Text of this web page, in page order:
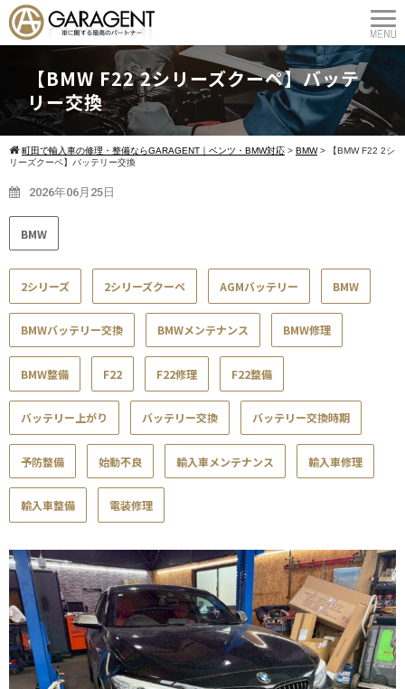
【BMW F22 2シリーズクーペ】バッテ
リー交換
町田で輸入車の修理・整備ならGARAGENT｜ベンツ・BMW対応 > BMW>
【BMW F22 2シ
リーズクーペ】バッテリー交換
2026年06月25日
BMW
2シリーズ 2シリーズクーペ AGMバッテリー BMW
BMWバッテリー交換 BMWメンテナンス BMW修理
BMW整備 F22 F22修理 F22整備
バッテリー上がり バッテリー交換 バッテリー交換時期
予防整備 始動不良 輸入車メンテナンス 輸入車修理
輸入車整備 電装修理